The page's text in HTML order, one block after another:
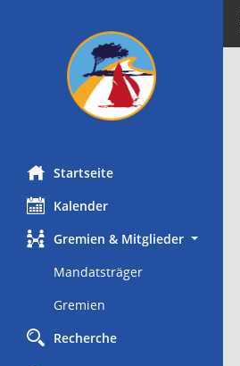
Startseite
Kalender
Gremien & Mitglieder
Mandatsträger
Gremien
Recherche